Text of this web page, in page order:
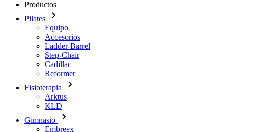
Productos
Pilates
Equipo
Accesorios
Ladder-Barrel
Step-Chair
Cadillac
Reformer
Fisioterapia
Arktus
KLD
Gimnasio
Embreex